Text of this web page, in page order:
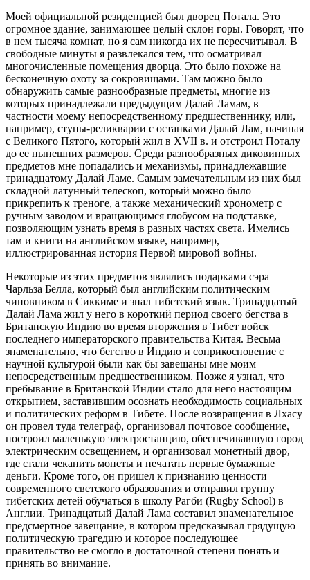
Моей официальной резиденцией был дворец Потала. Это
огромное здание, занимающее целый склон горы. Говорят, что
в нем тысяча комнат, но я сам никогда их не пересчитывал. В
свободные минуты я развлекался тем, что осматривал
многочисленные помещения дворца. Это было похоже на
бесконечную охоту за сокровищами. Там можно было
обнаружить самые разнообразные предметы, многие из
которых принадлежали предыдущим Далай Ламам, в
частности моему непосредственному предшественнику, или,
например, ступы-реликварии с останками Далай Лам, начиная
с Великого Пятого, который жил в XVII в. и отстроил Поталу
до ее нынешних размеров. Среди разнообразных диковинных
предметов мне попадались и механизмы, принадлежавшие
тринадцатому Далай Ламе. Самым замечательным из них был
складной латунный телескоп, который можно было
прикрепить к треноге, а также механический хронометр с
ручным заводом и вращающимся глобусом на подставке,
позволяющим узнать время в разных частях света. Имелись
там и книги на английском языке, например,
иллюстрированная история Первой мировой войны.
Некоторые из этих предметов являлись подарками сэра
Чарльза Белла, который был английским политическим
чиновником в Сиккиме и знал тибетский язык. Тринадцатый
Далай Лама жил у него в короткий период своего бегства в
Британскую Индию во время вторжения в Тибет войск
последнего императорского правительства Китая. Весьма
знаменательно, что бегство в Индию и соприкосновение с
научной культурой были как бы завещаны мне моим
непосредственным предшественником. Позже я узнал, что
пребывание в Британской Индии стало для него настоящим
открытием, заставившим осознать необходимость социальных
и политических реформ в Тибете. После возвращения в Лхасу
он провел туда телеграф, организовал почтовое сообщение,
построил маленькую электростанцию, обеспечивавшую город
электрическим освещением, и организовал монетный двор,
где стали чеканить монеты и печатать первые бумажные
деньги. Кроме того, он пришел к признанию ценности
современного светского образования и отправил группу
тибетских детей обучаться в школу Рагби (Rugby School) в
Англии. Тринадцатый Далай Лама составил знаменательное
предсмертное завещание, в котором предсказывал грядущую
политическую трагедию и которое последующее
правительство не смогло в достаточной степени понять и
принять во внимание.